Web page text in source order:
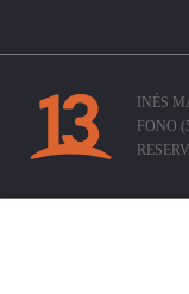
INÉS
FONO